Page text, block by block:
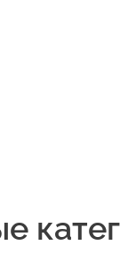
Обязательно
Перед тем
гнить и